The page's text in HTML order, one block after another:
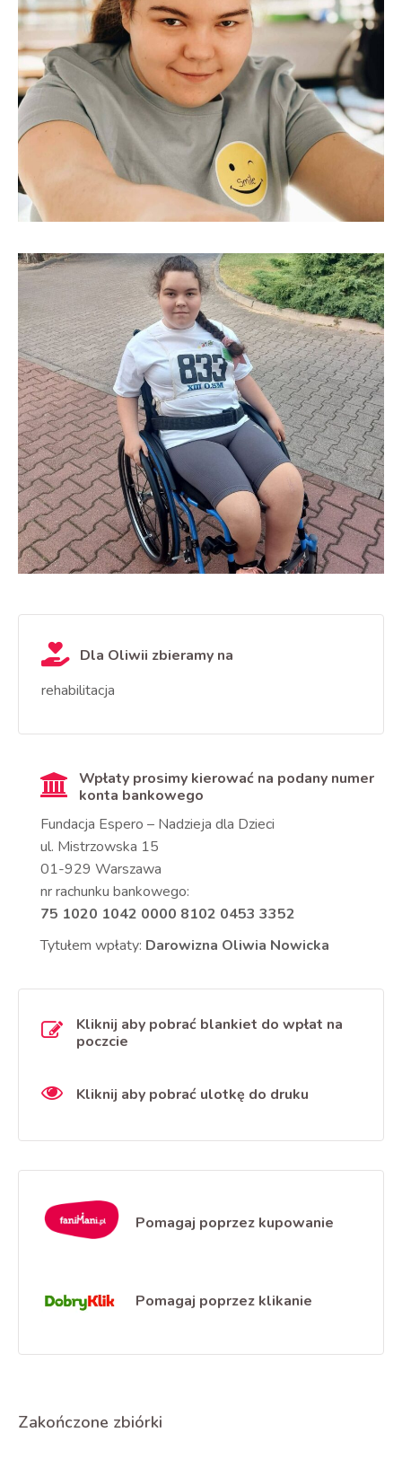
Dla Oliwii zbieramy na
rehabilitacja
Wpłaty prosimy kierować na podany numer
konta bankowego
Fundacja Espero – Nadzieja dla Dzieci
ul. Mistrzowska 15
01-929 Warszawa
nr rachunku bankowego:
75 1020 1042 0000 8102 0453 3352
Tytułem wpłaty: Darowizna Oliwia Nowicka
Kliknij aby pobrać blankiet do wpłat na
poczcie
Kliknij aby pobrać ulotkę do druku
Pomagaj poprzez kupowanie
Pomagaj poprzez klikanie
Zakończone zbiórki